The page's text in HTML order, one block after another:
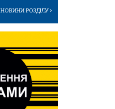
НОВИНИ РОЗДІЛУ>